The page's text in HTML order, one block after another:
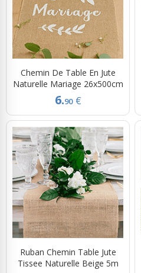
Chemin De Table En Jute
Naturelle Mariage 26x500cm
6.90 €
Ruban Chemin Table Jute
Tissee Naturelle Beige 5m